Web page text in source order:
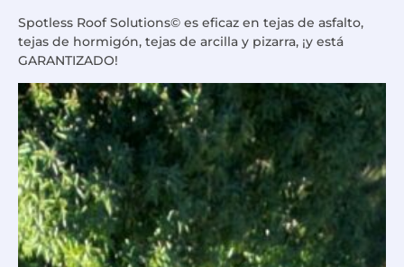
Spotless Roof Solutions© es eficaz en tejas de asfalto,
tejas de hormigón, tejas de arcilla y pizarra, ¡y está
GARANTIZADO!